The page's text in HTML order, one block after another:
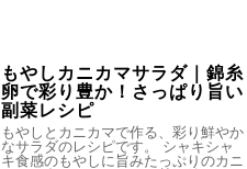
もやしカニカマサラダ｜錦糸
卵で彩り豊か！さっぱり旨い
副菜レシピ
もやしとカニカマで作る、彩り鮮やか
なサラダのレシピです。 シャキシャ
キ食感のもやしに旨みたっぷりのカニ